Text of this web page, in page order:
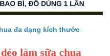
đa dạng kích thước
làm sữa chua